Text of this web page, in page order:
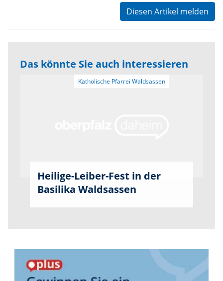
Diesen Artikel melden
Das könnte Sie auch interessieren
Heilige-Leiber-Fest in der
Basilika Waldsassen